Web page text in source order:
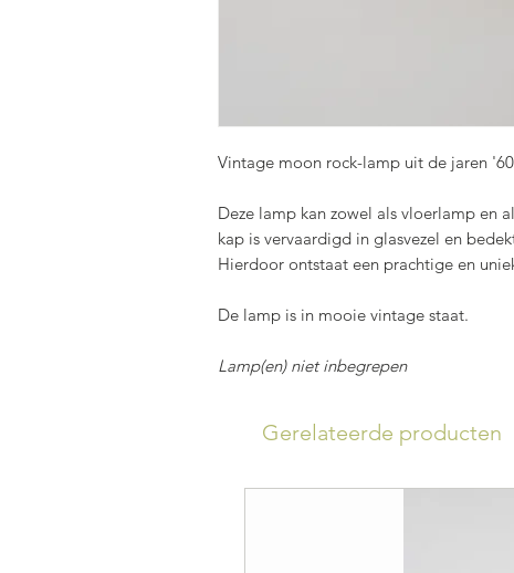
Vintage moon rock-lamp uit de jaren
Deze lamp kan zowel als vloerlamp en
kap is vervaardigd in glasvezel en
Hierdoor ontstaat een prachtige en
De lamp is in mooie vintage staat.
Lamp(en) niet inbegrepen
Gerelateerde producten